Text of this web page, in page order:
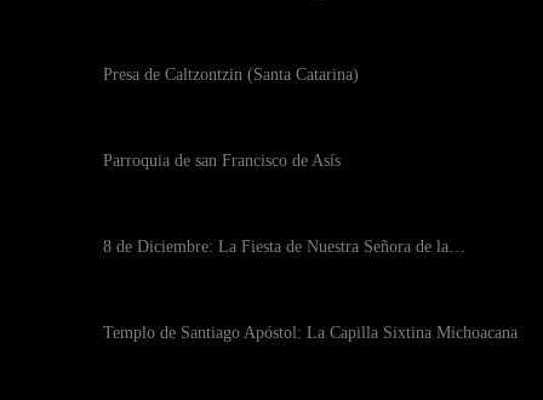
Presa de Caltzontzin (Santa Catarina)
Parroquia de san Francisco de Asís
8 de Diciembre: La Fiesta de Nuestra Señora de la…
Templo de Santiago Apóstol: La Capilla Sixtina Michoacana